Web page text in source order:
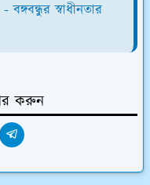
স্বাধীনতার
করুন